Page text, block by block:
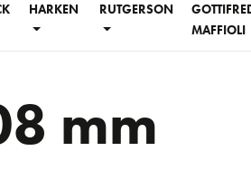
HARKEN RUTGERSON
MAFFIOLI
mm